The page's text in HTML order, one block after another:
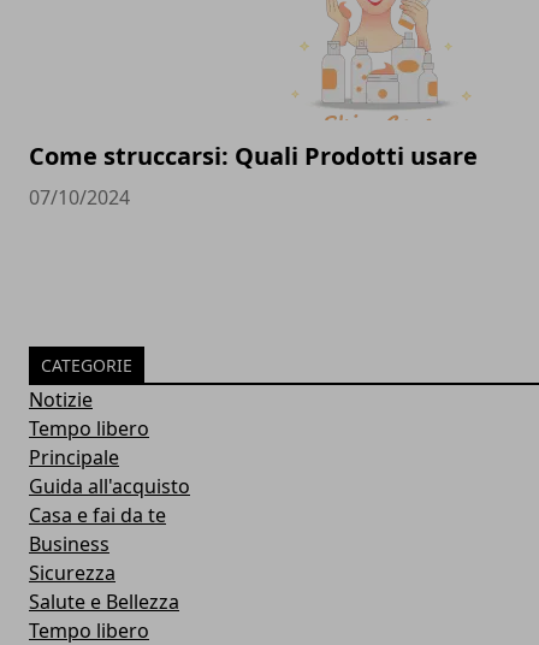
Come struccarsi: Quali Prodotti usare
07/10/2024
CATEGORIE
Notizie
Tempo libero
Principale
Guida all'acquisto
Casa e fai da te
Business
Sicurezza
Salute e Bellezza
Tempo libero